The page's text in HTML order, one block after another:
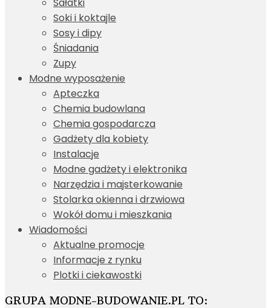
Soki i koktajle
Sosy i dipy
Śniadania
Zupy
Modne wyposażenie
Apteczka
Chemia budowlana
Chemia gospodarcza
Gadżety dla kobiety
Instalacje
Modne gadżety i elektronika
Narzędzia i majsterkowanie
Stolarka okienna i drzwiowa
Wokół domu i mieszkania
Wiadomości
Aktualne promocje
Informacje z rynku
Plotki i ciekawostki
GRUPA MODNE-BUDOWANIE.PL TO: